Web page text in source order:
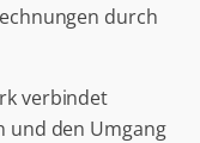
durch
verbindet
und den Umgang